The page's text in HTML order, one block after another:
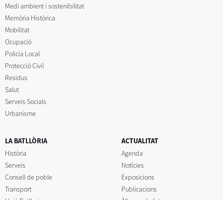
Medi ambient i sostenibilitat
Memòria Històrica
Mobilitat
Ocupació
Policia Local
Protecció Civil
Residus
Salut
Serveis Socials
Urbanisme
LA BATLLÒRIA
Història
Serveis
Consell de poble
Transport
ACTUALITAT
Agenda
Notícies
Exposicions
Publicacions